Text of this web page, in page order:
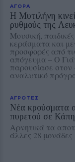
ΑΓΟΡΑ
Η Μυτιλήνη
ρυθμούς της
Μουσική,
κεράσματα και
προσφορές από
απόγευμα – Ο
παρουσίασε στον
αναλυτικό
ΑΓΡΟΤΕΣ
Νέα κρούσματα
πυρετού σε
Αρνητικά τα
άλλες 28 μονάδες